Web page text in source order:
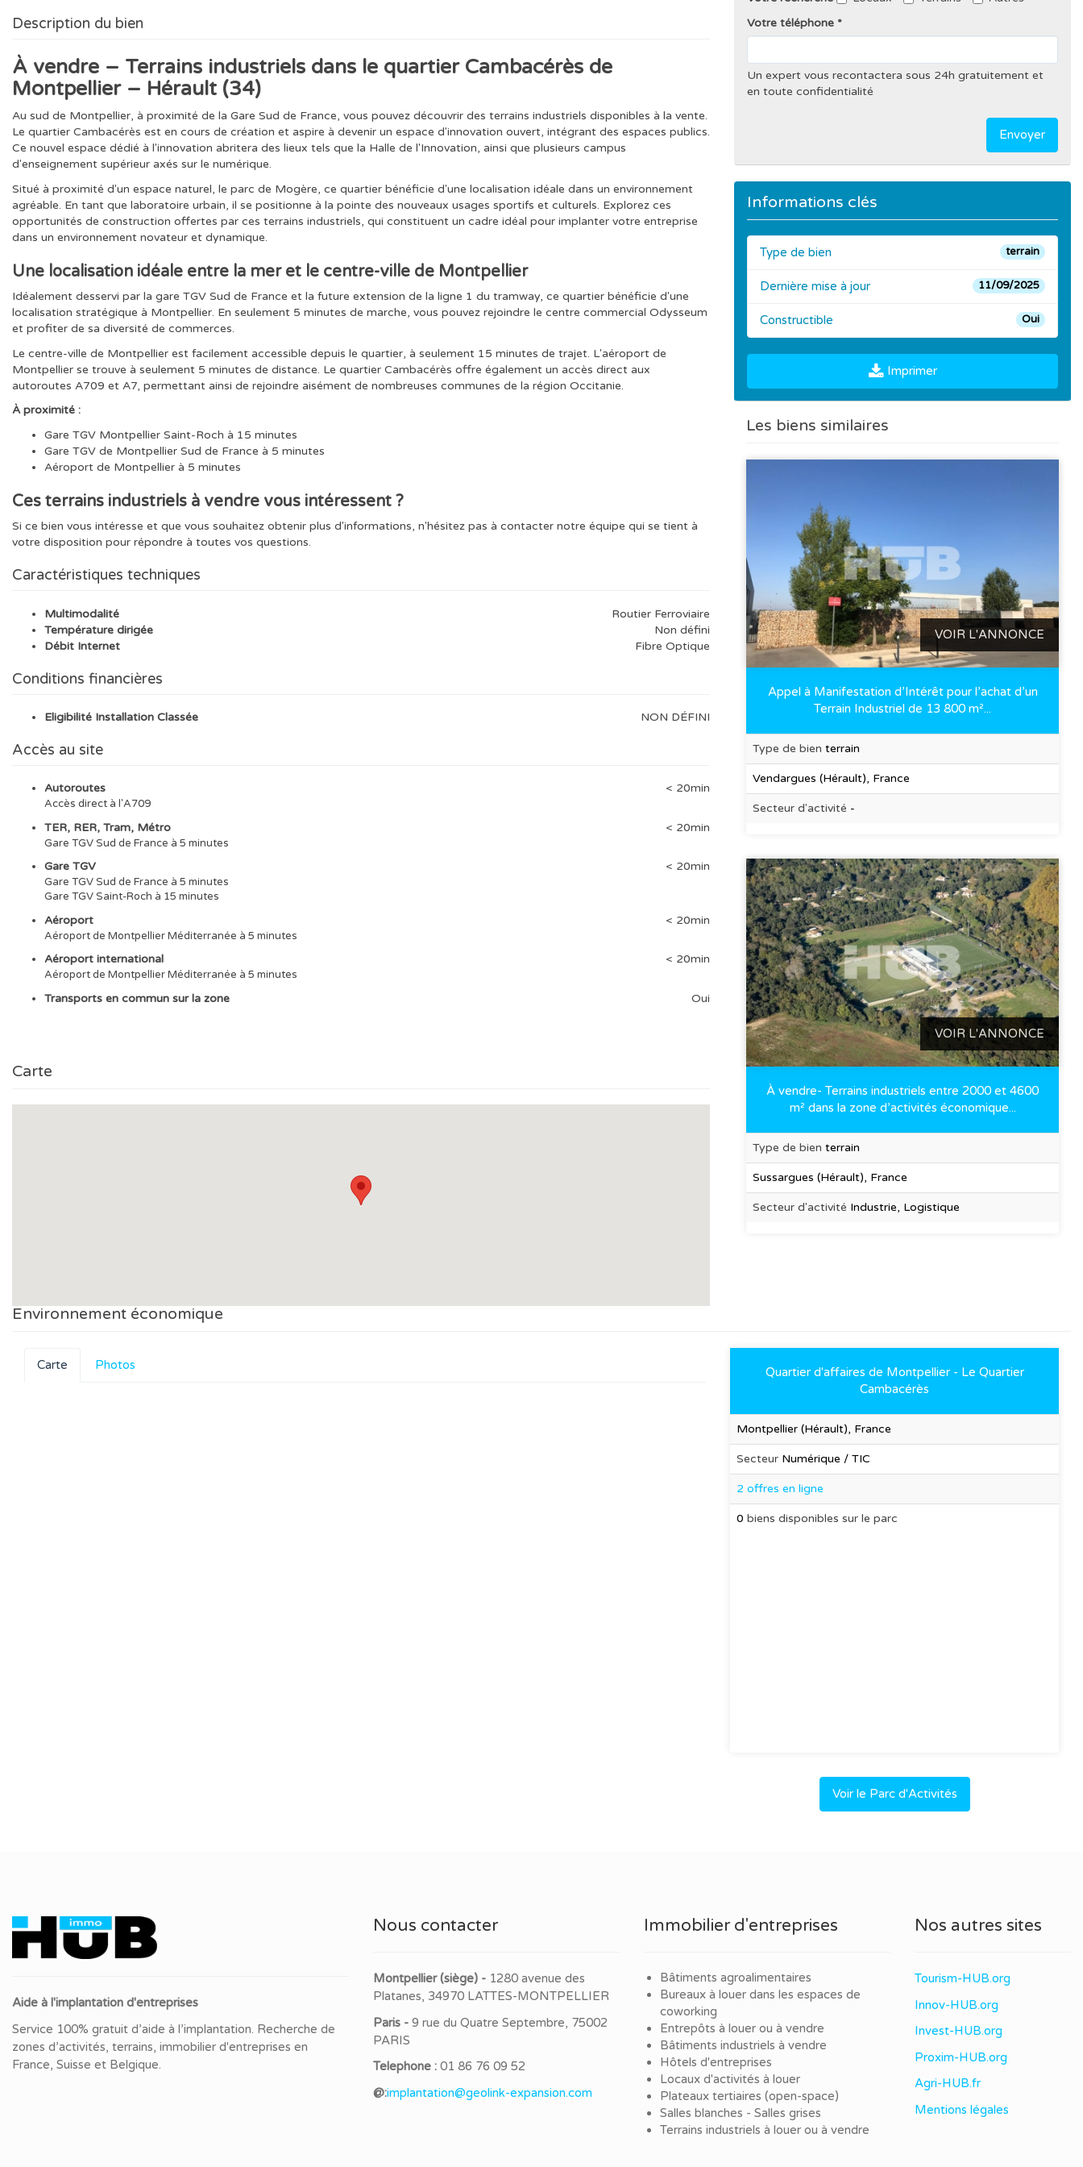
Description du bien
À vendre – Terrains industriels dans le quartier Cambacérès de
Montpellier – Hérault (34)
Au sud de Montpellier, à proximité de la Gare Sud de France, vous pouvez découvrir des terrains industriels disponibles à la vente.
Le quartier Cambacérès est en cours de création et aspire à devenir un espace d'innovation ouvert, intégrant des espaces publics.
Ce nouvel espace dédié à l'innovation abritera des lieux tels que la Halle de l'Innovation, ainsi que plusieurs campus
d'enseignement supérieur axés sur le numérique.
Situé à proximité d'un espace naturel, le parc de Mogère, ce quartier bénéficie d'une localisation idéale dans un environnement
agréable. En tant que laboratoire urbain, il se positionne à la pointe des nouveaux usages sportifs et culturels. Explorez ces
opportunités de construction offertes par ces terrains industriels, qui constituent un cadre idéal pour implanter votre entreprise
dans un environnement novateur et dynamique.
Une localisation idéale entre la mer et le centre-ville de Montpellier
Idéalement desservi par la gare TGV Sud de France et la future extension de la ligne 1 du tramway, ce quartier bénéficie d'une
localisation stratégique à Montpellier. En seulement 5 minutes de marche, vous pouvez rejoindre le centre commercial Odysseum
et profiter de sa diversité de commerces.
Le centre-ville de Montpellier est facilement accessible depuis le quartier, à seulement 15 minutes de trajet. L'aéroport de
Montpellier se trouve à seulement 5 minutes de distance. Le quartier Cambacérès offre également un accès direct aux
autoroutes A709 et A7, permettant ainsi de rejoindre aisément de nombreuses communes de la région Occitanie.
À proximité :
Gare TGV Montpellier Saint-Roch à 15 minutes
Gare TGV de Montpellier Sud de France à 5 minutes
Aéroport de Montpellier à 5 minutes
Ces terrains industriels à vendre vous intéressent ?
Si ce bien vous intéresse et que vous souhaitez obtenir plus d'informations, n'hésitez pas à contacter notre équipe qui se tient à
votre disposition pour répondre à toutes vos questions.
Caractéristiques techniques
Multimodalité
Routier Ferroviaire
Température dirigée
Non défini
Débit Internet
Fibre Optique
Conditions financières
Eligibilité Installation Classée NON DÉFINI
Accès au site
Autoroutes < 20min
Accès direct à l'A709
TER, RER, Tram, Métro < 20min
Gare TGV Sud de France à 5 minutes
Gare TGV < 20min
Gare TGV Sud de France à 5 minutes
Gare TGV Saint-Roch à 15 minutes
Aéroport < 20min
Aéroport de Montpellier Méditerranée à 5 minutes
Aéroport international < 20min
Aéroport de Montpellier Méditerranée à 5 minutes
Transports en commun sur la zone Oui
Carte
Votre téléphone
Un expert vous recontactera sous 24h gratuitement et
en toute confidentialité
Envoyer
Informations clés
Type de bien terrain
Dernière mise à jour 11/09/2025
Constructible Oui
Imprimer
Les biens similaires
VOIR L'ANNONCE
Appel à Manifestation d’Intérêt pour l’achat d’un
Terrain Industriel de 13 800 m²...
Type de bien terrain
Vendargues (Hérault), France
Secteur d'activité -
VOIR L'ANNONCE
À vendre- Terrains industriels entre 2000 et 4600
m² dans la zone d’activités économique...
Type de bien terrain
Sussargues (Hérault), France
Secteur d'activité Industrie, Logistique
Environnement économique
Carte Photos
Quartier d'affaires de Montpellier - Le Quartier
Cambacérès
Montpellier (Hérault), France
Secteur Numérique / TIC
2 offres en ligne
0 biens disponibles sur le parc
Voir le Parc d'Activités
Aide à l'implantation d'entreprises
Service 100% gratuit d’aide à l’implantation. Recherche de
zones d’activités, terrains, immobilier d'entreprises en
France, Suisse et Belgique.
Nous contacter
Montpellier (siège) - 1280 avenue des
Platanes, 34970 LATTES-MONTPELLIER
Paris - 9 rue du Quatre Septembre, 75002
PARIS
Telephone : 01 86 76 09 52
@:implantation@geolink-expansion.com
Immobilier d'entreprises
Bâtiments agroalimentaires
Bureaux à louer dans les espaces de
coworking
Entrepôts à louer ou à vendre
Bâtiments industriels à vendre
Hôtels d'entreprises
Locaux d'activités à louer
Plateaux tertiaires (open-space)
Salles blanches - Salles grises
Terrains industriels à louer ou à vendre
Nos autres sites
Tourism-HUB.org
Innov-HUB.org
Invest-HUB.org
Proxim-HUB.org
Agri-HUB.fr
Mentions légales